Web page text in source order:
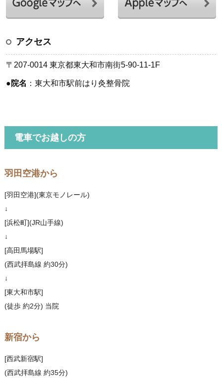
アクセス
〒207-0014 東京都東大和市南街5-90-11-1F
●院名 ：東大和市駅前はり灸整骨院
電車でお越しの方
羽田空港から
[羽田空港](東京モノレール)
↓
[浜松町](JR山手線)
↓
[高田馬場駅]
(西武拝島線 約30分)
↓
[東大和市駅]
(徒歩 約2分) 当院
新宿から
[西武新宿駅]
(西武拝島線 約35分)